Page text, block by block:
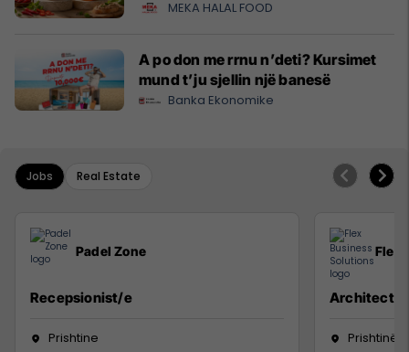
MEKA HALAL FOOD
A po don me rrnu n’deti? Kursimet
mund t’ju sjellin një banesë
Banka Ekonomike
Jobs Real Estate
Padel Zone
Recepsionist/e
Prishtine
Flex
Architect
Prishtinë